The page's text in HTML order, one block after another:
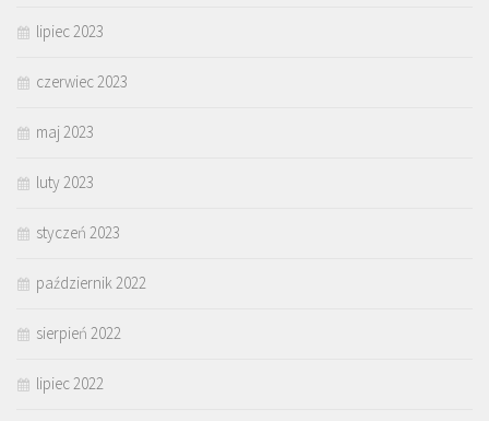
lipiec 2023
czerwiec 2023
maj 2023
luty 2023
styczeń 2023
październik 2022
sierpień 2022
lipiec 2022